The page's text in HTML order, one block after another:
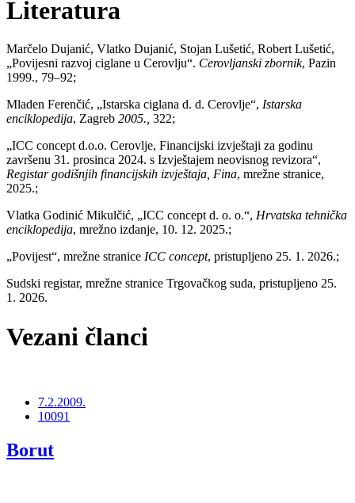
Literatura
Marčelo Dujanić, Vlatko Dujanić, Stojan Lušetić, Robert Lušetić,
„Povijesni razvoj ciglane u Cerovlju“. Cerovljanski zbornik, Pazin
1999., 79–92;
Mladen Ferenčić, „Istarska ciglana d. d. Cerovlje“, Istarska
enciklopedija, Zagreb 2005., 322;
„ICC concept d.o.o. Cerovlje, Financijski izvještaji za godinu
završenu 31. prosinca 2024. s Izvještajem neovisnog revizora“,
Registar godišnjih financijskih izvještaja, Fina, mrežne stranice,
2025.;
Vlatka Godinić Mikulčić, „ICC concept d. o. o.“, Hrvatska tehnička
enciklopedija, mrežno izdanje, 10. 12. 2025.;
„Povijest“, mrežne stranice ICC concept, pristupljeno 25. 1. 2026.;
Sudski registar, mrežne stranice Trgovačkog suda, pristupljeno 25.
1. 2026.
Vezani članci
7.2.2009.
10091
Borut